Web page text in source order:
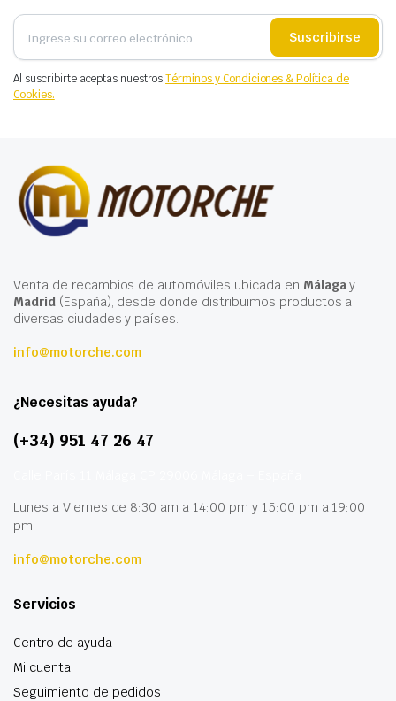
Suscribirse
Al suscribirte aceptas nuestrosTérminos y Condiciones & Política de
Cookies.
Venta de recambios de automóviles ubicada en Málagay
Madrid(España), desde donde distribuimos productos a
diversas ciudades y países.
info@motorche.com
¿Necesitas ayuda?
(+34) 951 47 26 47
Lunes a Viernes de 8:30 am a 14:00 pm y 15:00 pm a 19:00
pm
info@motorche.com
Servicios
Centro de ayuda
Mi cuenta
Seguimiento de pedidos